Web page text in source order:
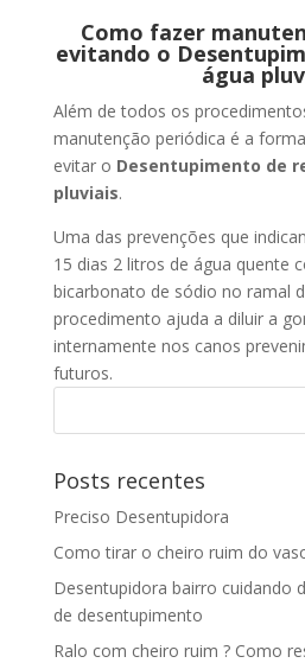
Como fazer
evitando o
água
Além de todos os
manutenção periódica é a
evitar o Desentupimento de
pluviais.
Uma das prevenções que
15 dias 2 litros de água quente
bicarbonato de sódio no ramal
procedimento ajuda a diluir a
internamente nos canos
futuros.
Posts recentes
Preciso Desentupidora
Como tirar o cheiro ruim do
Desentupidora bairro cuidando
de desentupimento
Ralo com cheiro ruim ? Como